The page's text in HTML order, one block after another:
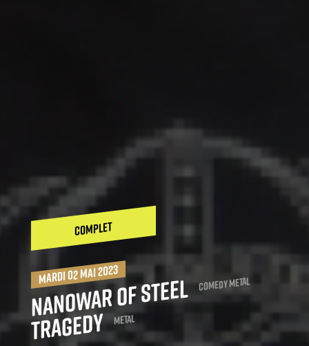
COMPLET
mardi 02 mai 2023
Nanowar of steel Comedy Metal
Tragedy Metal